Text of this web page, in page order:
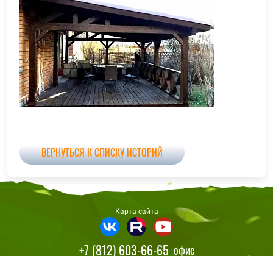
ВЕРНУТЬСЯ К СПИСКУ ИСТОРИЙ
+7 (812) 603-66-65 офис
Карта сайта